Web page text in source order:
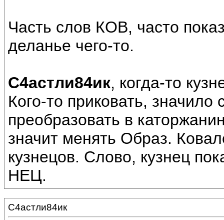
Часть слов КОВ, часто
деланье чего-то.
С4астли84ик, когда-то
Кого-то приковать,
преобразовать в
значит менять Образ.
кузнецов. Слово, кузнец
НЕЦ.
С4астли84ик